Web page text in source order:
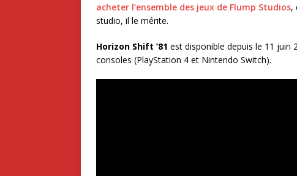
acheter l’ensemble des jeux de Flump Studios,
studio, il le mérite.
Horizon Shift ’81 est disponible depuis le 11
consoles (PlayStation 4 et Nintendo Switch).